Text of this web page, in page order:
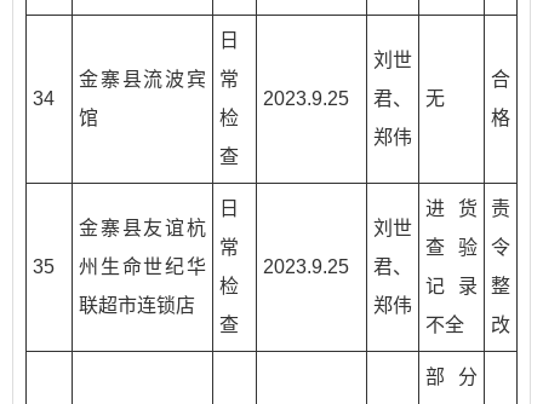
34
金寨县流波宾
馆
日
常
检
查
2023.9.25
刘世
君、
郑伟
无
合
格
35
金寨县友谊杭
州生命世纪华
联超市连锁店
日
常
检
查
2023.9.25
刘世
君、
郑伟
进货
查验
记录
不全
责
令
整
改
部分